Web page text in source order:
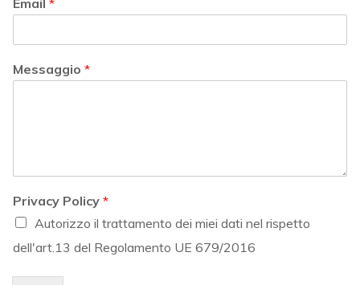
Email *
Messaggio *
Privacy Policy *
Autorizzo il trattamento dei miei dati nel rispetto
dell'art.13 del Regolamento UE 679/2016